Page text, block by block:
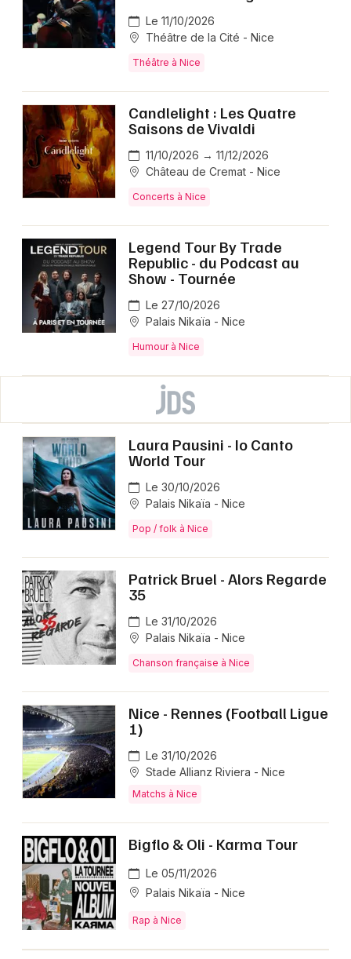
Le 11/10/2026
Théâtre de la Cité - Nice
Théâtre à Nice
Candlelight : Les Quatre
Saisons de Vivaldi
11/10/2026 → 11/12/2026
Château de Cremat - Nice
Concerts à Nice
Legend Tour By Trade
Republic - du Podcast au
Show - Tournée
Le 27/10/2026
Palais Nikaïa - Nice
Humour à Nice
Laura Pausini - Io Canto
World Tour
Le 30/10/2026
Palais Nikaïa - Nice
Pop / folk à Nice
Patrick Bruel - Alors Regarde
35
Le 31/10/2026
Palais Nikaïa - Nice
Chanson française à Nice
Nice - Rennes (Football Ligue
1)
Le 31/10/2026
Stade Allianz Riviera - Nice
Matchs à Nice
Bigflo & Oli - Karma Tour
Le 05/11/2026
Palais Nikaïa - Nice
Rap à Nice